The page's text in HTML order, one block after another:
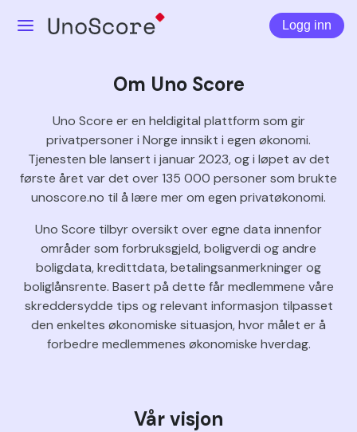
Logg inn
Om Uno Score
Uno Score er en heldigital plattform som gir
privatpersoner i Norge innsikt i egen økonomi.
Tjenesten ble lansert i januar 2023, og i løpet av det
første året var det over 135 000 personer som brukte
unoscore.no til å lære mer om egen privatøkonomi.
Uno Score tilbyr oversikt over egne data innenfor
områder som forbruksgjeld, boligverdi og andre
boligdata, kredittdata, betalingsanmerkninger og
boliglånsrente. Basert på dette får medlemmene våre
skreddersydde tips og relevant informasjon tilpasset
den enkeltes økonomiske situasjon, hvor målet er å
forbedre medlemmenes økonomiske hverdag.
Vår visjon